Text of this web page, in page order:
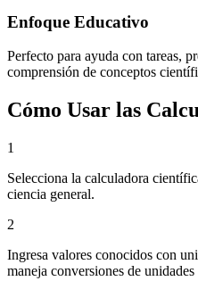
Enfoque Educativo
Perfecto para ayuda con tareas,
comprensión de conceptos
Cómo Usar las
1
Selecciona la calculadora
ciencia general.
2
Ingresa valores conocidos con
maneja conversiones de